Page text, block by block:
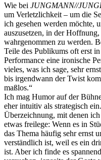
Wie bei JUNGMANN//
um Verletzlichkeit – um die
ich gesehen werden möchte,
auszusetzen, in der
wahrgenommen zu werden.
Teile des Publikums oft erst
Performance eine ironische
vieles, was ich sage, sehr
bis irgendwann der Twist
maßlos.“
Ich mag Humor auf der
eher intuitiv als strategisch
Überzeichnung, mit denen
etwas freilege: Wenn es in
das Thema häufig sehr ernst
verständlich ist, weil es ein
ist. Aber ich finde es